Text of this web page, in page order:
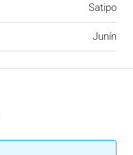
Satipo
Junín